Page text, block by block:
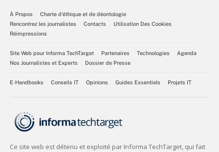
À Propos
Charte d’éthique et de déontologie
Rencontrez les journalistes
Contacts
Utilisation Des Cookies
Réimpressions
Site Web pour Informa TechTarget Partenaires Technologies
Agenda
Nos Journalistes et Experts
Dossier de Presse
E-Handbooks Conseils IT Opinions Guides Essentiels Projets IT